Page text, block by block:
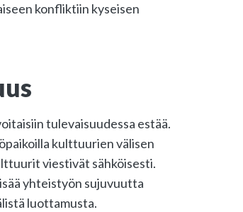
konfliktiin kyseisen
tulevaisuudessa estää.
kulttuurien välisen
viestivät sähköisesti.
yhteistyön sujuvuutta
luottamusta.